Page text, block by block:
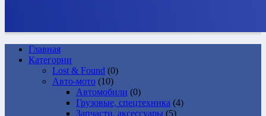
Главная
Категории
Lost & Found (0)
Авто-мото (10)
Автомобили (0)
Грузовые, спецтехника (4)
Запчасти, аксессуары (5)